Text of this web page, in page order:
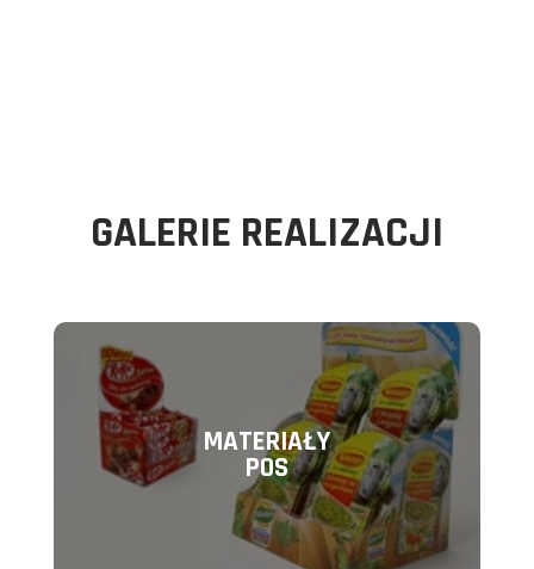
GALERIE REALIZACJI
MATERIAŁY
POS